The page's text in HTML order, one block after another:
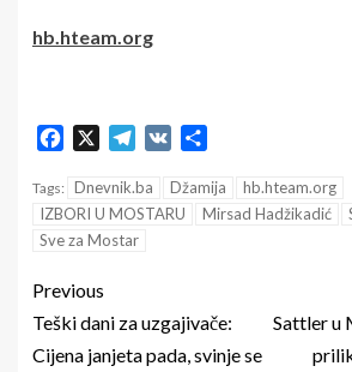
hb.hteam.org
Facebook Telegram
VK
Tags: Dnevnik.ba Džamija
hb.hteam.org
IZBORI U MOSTARU
Mirsad Hadžikadić
Sve za Mostar
Previous
Teški dani za uzgajivače:
Cijena janjeta pada, svinje se
Sattler u